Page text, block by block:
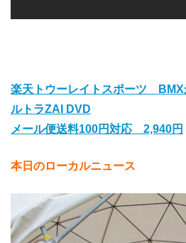
楽天トウーレイトスポーツ
ルトラZAI DVD
メール便送料100円対応 2,940円
本日のローカルニュース